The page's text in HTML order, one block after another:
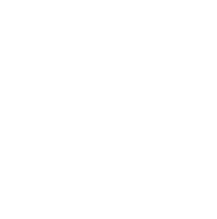
ich żywotność i czego
istotne dla utrzymania ich
żywotności. Brak
rozładowania lub
zasilanych urządzeń. Bat ...